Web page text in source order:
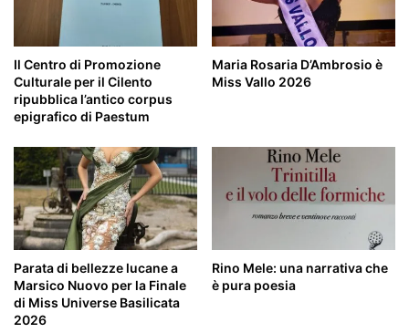
Il Centro di Promozione
Culturale per il Cilento
ripubblica l’antico corpus
epigrafico di Paestum
Maria Rosaria D’Ambrosio è
Miss Vallo 2026
Parata di bellezze lucane a
Marsico Nuovo per la Finale
di Miss Universe Basilicata
2026
Rino Mele: una narrativa che
è pura poesia